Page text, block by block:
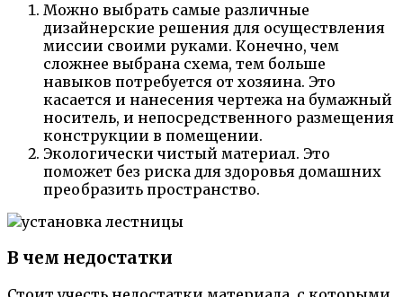
Можно выбрать самые различные
дизайнерские решения для осуществления
миссии своими руками. Конечно, чем
сложнее выбрана схема, тем больше
навыков потребуется от хозяина. Это
касается и нанесения чертежа на бумажный
носитель, и непосредственного размещения
конструкции в помещении.
Экологически чистый материал. Это
поможет без риска для здоровья домашних
преобразить пространство.
В чем недостатки